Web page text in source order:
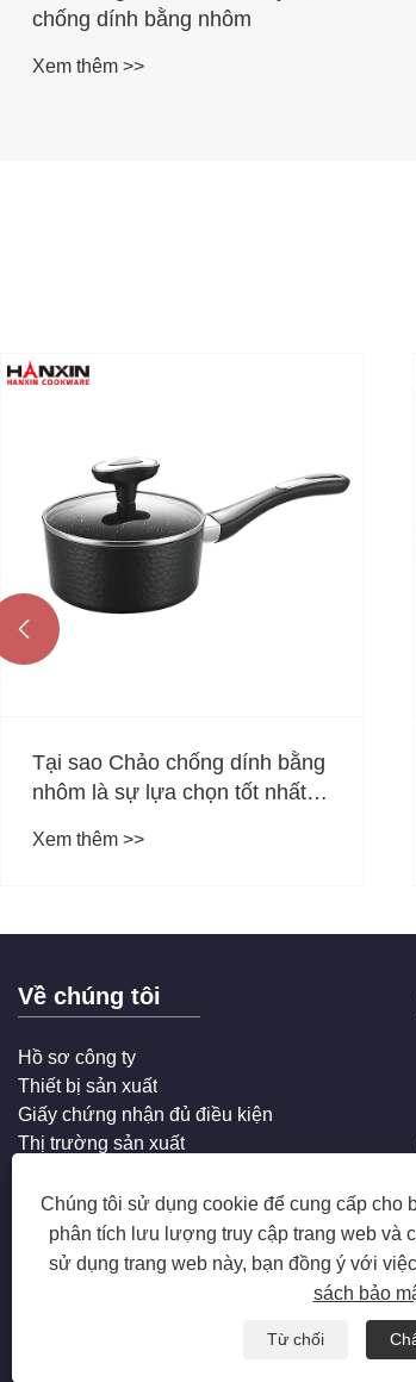
chống dính bằng nhôm
Xem thêm >>
Chảo xào nhôm chống dính cải
thiện hiệu suất nấu ăn như thế
Xem thêm >>

Về chúng tôi
Hồ sơ công ty
Thiết bị sản xuất
Giấy chứng nhận đủ điều kiện
Thị trường sản xuất
Câu hỏi thường gặp
Bản quyền © 2025 Chiết Giang Hanxin Cookware
Chúng tôi sử dụng cookie để cung cấp cho
phân tích lưu lượng truy cập trang web và
sử dụng trang web này, bạn đồng ý với
sách bảo
Từ chối